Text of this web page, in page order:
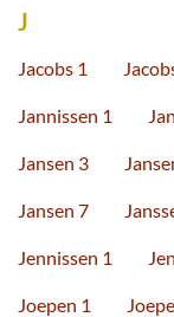
J
Jacobs 1
Jannissen 1
Jansen 3
Jansen 7
Jennissen 1
Joepen 1